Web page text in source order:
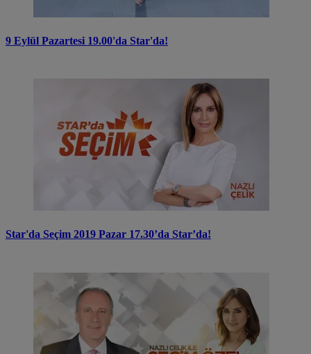
9 Eylül Pazartesi 19.00'da Star'da!
Star'da Seçim 2019 Pazar 17.30’da Star’da!